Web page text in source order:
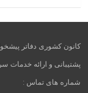
کانون کشوری دفاتر
پشتیبانی و ارائه خدمات
شماره های تماس :